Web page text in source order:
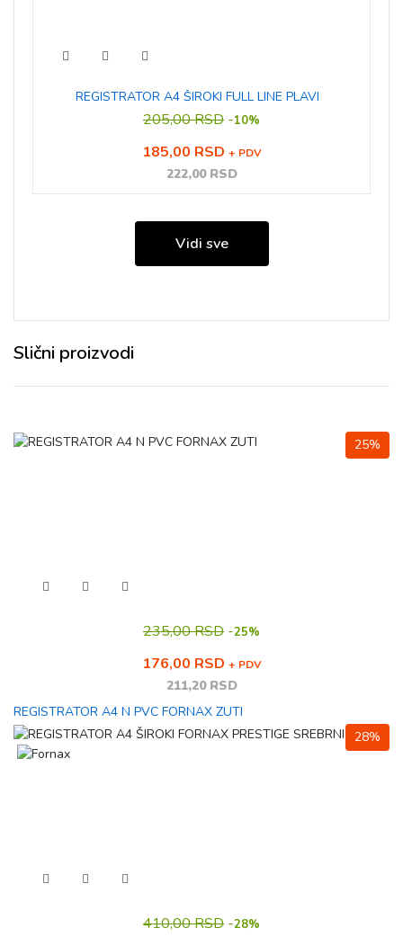
REGISTRATOR A4 ŠIROKI FULL LINE PLAVI
205,00 RSD -10%
185,00 RSD + PDV
222,00 RSD
Vidi sve
Slični proizvodi
25%
235,00 RSD -25%
176,00 RSD + PDV
211,20 RSD
REGISTRATOR A4 N PVC FORNAX ZUTI
28%
410,00 RSD -28%